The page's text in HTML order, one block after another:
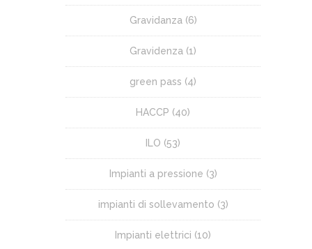
Gravidanza (6)
Gravidenza (1)
green pass (4)
HACCP (40)
ILO (53)
Impianti a pressione (3)
impianti di sollevamento (3)
Impianti elettrici (10)